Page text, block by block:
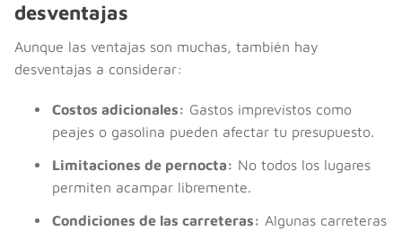
desventajas
Aunque las ventajas son muchas, también hay
desventajas a considerar:
Costos adicionales: Gastos imprevistos como
peajes o gasolina pueden afectar tu presupuesto.
Limitaciones de pernocta: No todos los lugares
permiten acampar libremente.
Condiciones de las carreteras: Algunas carreteras